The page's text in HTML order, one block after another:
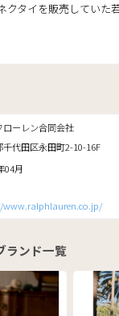
クタイを販売していた
ローレン合同会社
千代田区永田町2-10-16F
04月
ランド一覧